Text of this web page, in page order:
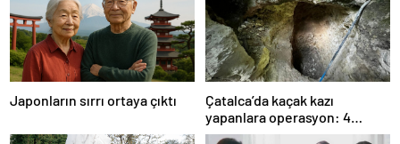
Japonların sırrı ortaya çıktı
Çatalca’da kaçak kazı
yapanlara operasyon: 4
gözaltı